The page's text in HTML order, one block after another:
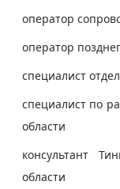
оператор
оператор
специалист
специалист по
области
консультант
области